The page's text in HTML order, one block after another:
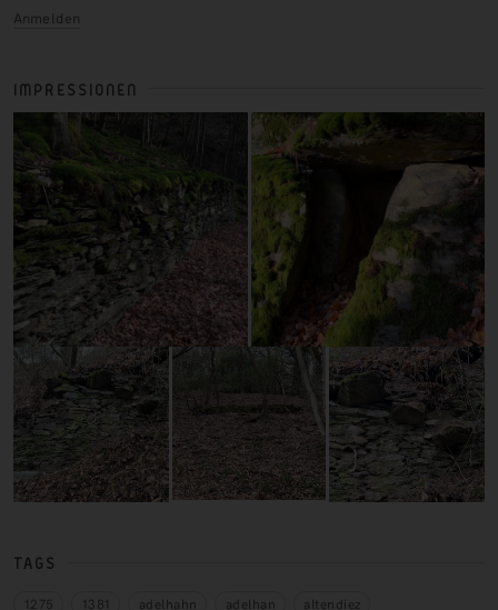
Anmelden
IMPRESSIONEN
TAGS
1275 1381 adelhahn adelhan altendiez